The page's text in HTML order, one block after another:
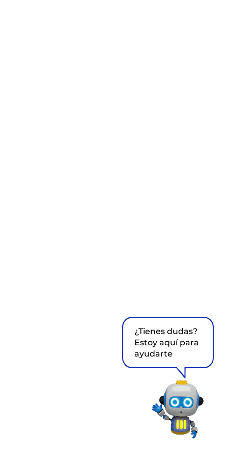
¿Tienes dudas?
Estoy aquí para
ayudarte